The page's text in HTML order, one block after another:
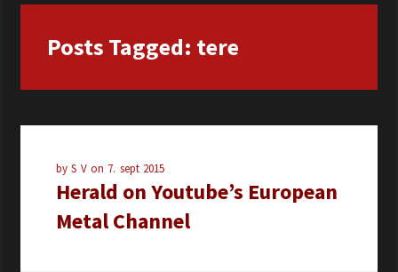
Posts Tagged: tere
byS V on 7. sept 2015
Herald on Youtube’s European
Metal Channel